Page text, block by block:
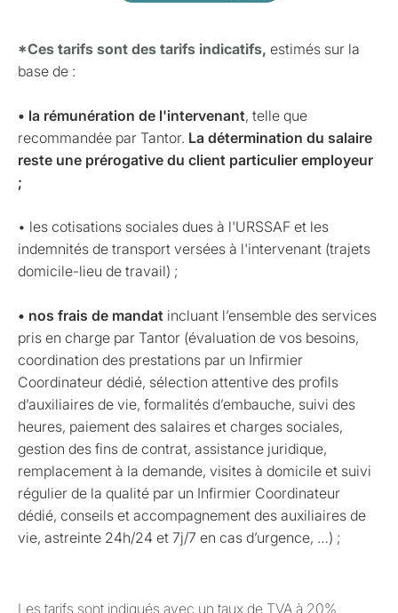
*Ces tarifs sont des tarifs indicatifs, estimés sur la
base de :
• la rémunération de l'intervenant, telle que
recommandée par Tantor. La détermination du salaire
reste une prérogative du client particulier employeur
;
• les cotisations sociales dues à l'URSSAF et les
indemnités de transport versées à l'intervenant (trajets
domicile-lieu de travail) ;
• nos frais de mandat incluant l’ensemble des services
pris en charge par Tantor (évaluation de vos besoins,
coordination des prestations par un Infirmier
Coordinateur dédié, sélection attentive des profils
d’auxiliaires de vie, formalités d’embauche, suivi des
heures, paiement des salaires et charges sociales,
gestion des fins de contrat, assistance juridique,
remplacement à la demande, visites à domicile et suivi
régulier de la qualité par un Infirmier Coordinateur
dédié, conseils et accompagnement des auxiliaires de
vie, astreinte 24h/24 et 7j/7 en cas d’urgence, …) ;
Les tarifs sont indiqués avec un taux de TVA à 20%.